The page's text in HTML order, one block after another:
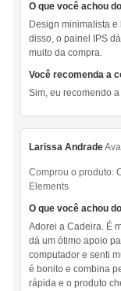
O que você achou
Design minimalista
disso, o painel IPS
muito da compra.
Você recomenda a
Sim, eu recomendo
Larissa Andrade
Comprou o produto:
Elements
O que você achou
Adorei a Cadeira. É
dá um ótimo apoio
computador e senti
é bonito e combina
rápida e o produto